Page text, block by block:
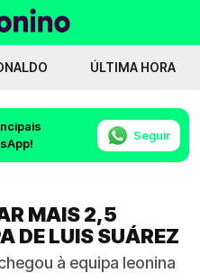
ÚLTIMA HORA
Seguir
MAIS 2,5
DE LUIS SUÁREZ
à equipa leonina